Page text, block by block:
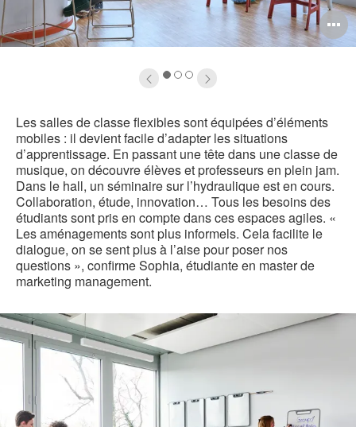
123
Les salles de classe flexibles sont équipées d’éléments
mobiles : il devient facile d’adapter les situations
d’apprentissage. En passant une tête dans une classe de
musique, on découvre élèves et professeurs en plein jam.
Dans le hall, un séminaire sur l’hydraulique est en cours.
Collaboration, étude, innovation… Tous les besoins des
étudiants sont pris en compte dans ces espaces agiles. «
Les aménagements sont plus informels. Cela facilite le
dialogue, on se sent plus à l’aise pour poser nos
questions », confirme Sophia, étudiante en master de
marketing management.